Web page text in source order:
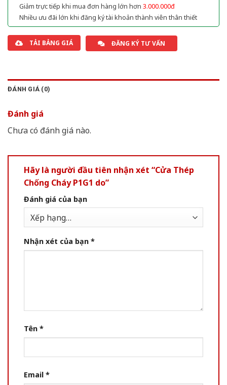
Giảm trực tiếp khi mua đơn hàng lớn hơn 3.000.000đ
Nhiều ưu đãi lớn khi đăng ký tài khoản thành viên thân thiết
TẢI BẢNG GIÁ ĐĂNG KÝ TƯ VẤN
ĐÁNH GIÁ (0)
Đánh giá
Chưa có đánh giá nào.
Hãy là người đầu tiên nhận xét “Cửa Thép
Chống Cháy P1G1 do”
Đánh giá của bạn
Nhận xét của bạn *
Tên *
Email *